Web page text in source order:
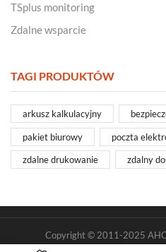
TSplus monitoring
Zdalne wsparcie
TAGI PRODUKTÓW
arkusz kalkulacyjny
pakiet biurowy poczta
zdalne drukowanie zdalny
Copyright © 2011-2025